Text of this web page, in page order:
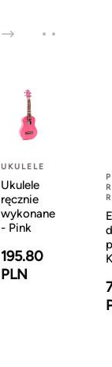
UKULELE
Ukulele
ręcznie
wykonane
- Pink
195.80
PLN